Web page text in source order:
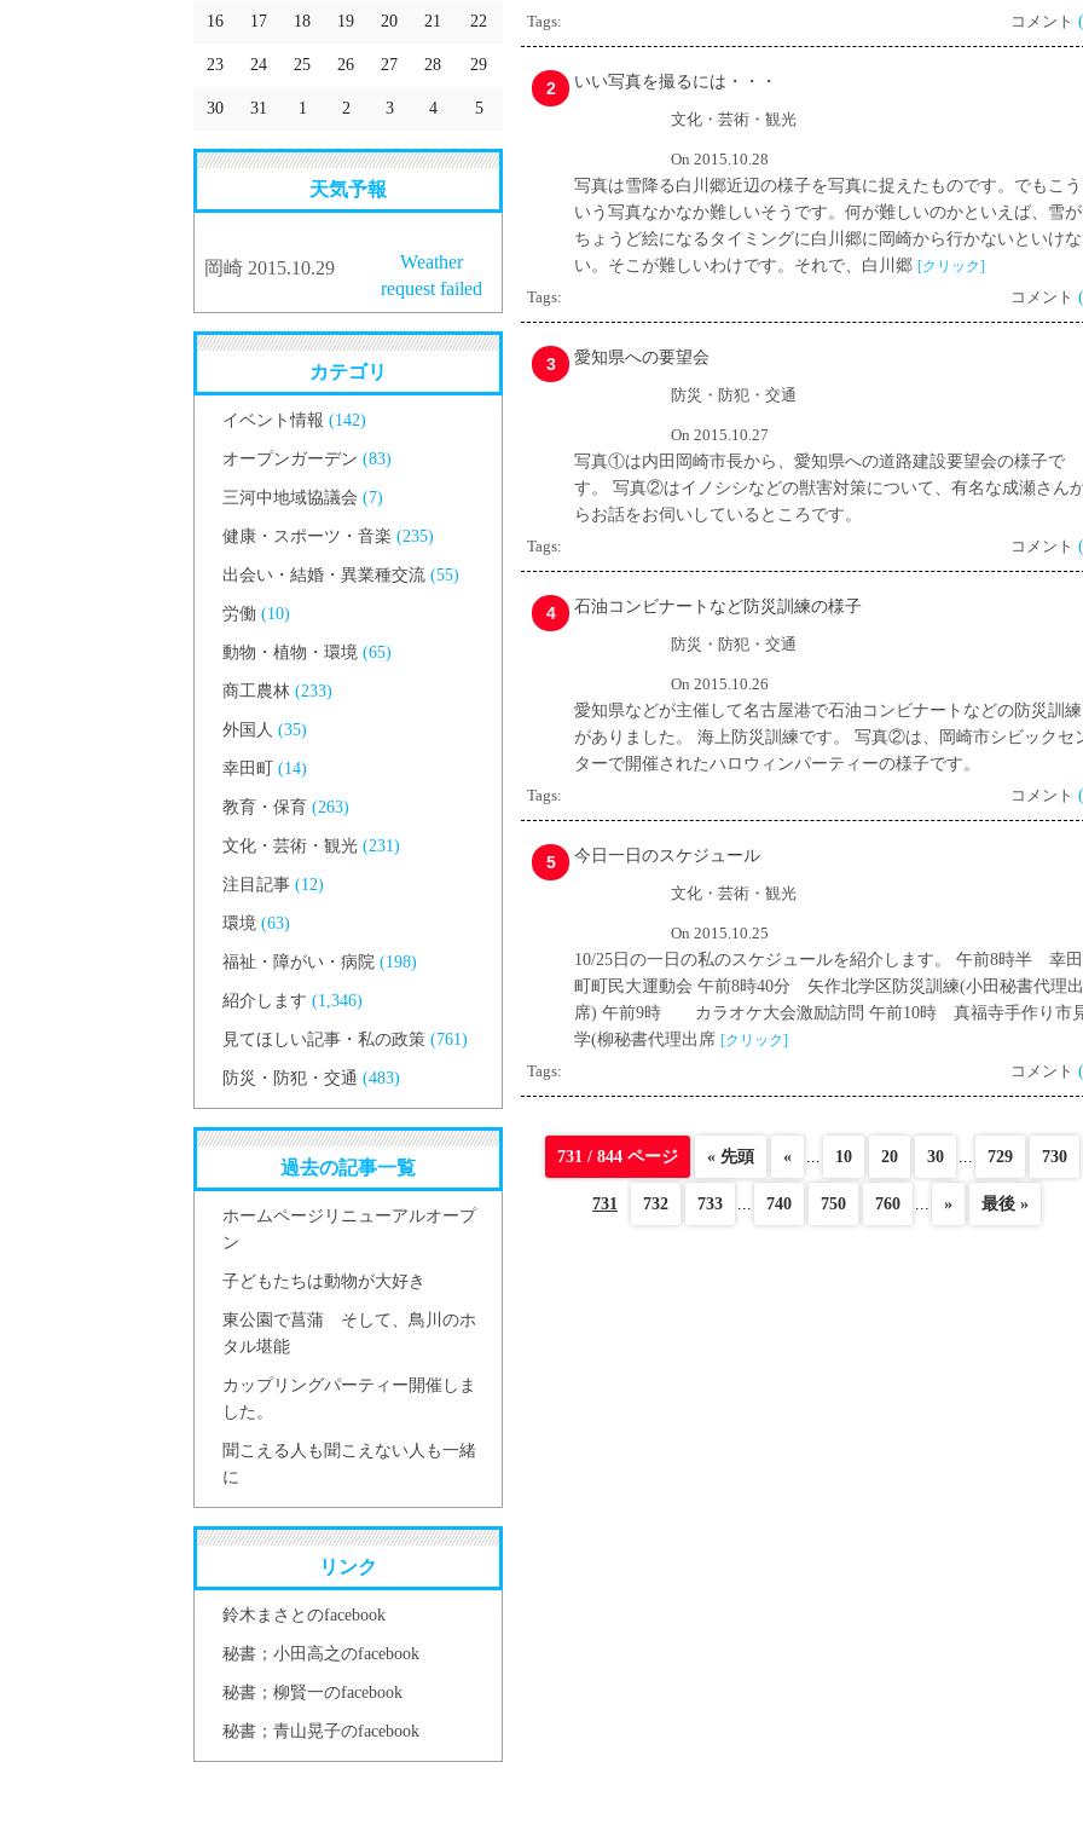
16 17 18 19 20 21 22
23 24 25 26 27 28 29
30 31 1 2 3 4 5
天気予報
岡崎 2015.10.29
Weather
request failed
カテゴリ
イベント情報 (142)
オープンガーデン (83)
三河中地域協議会 (7)
健康・スポーツ・音楽 (235)
出会い・結婚・異業種交流 (55)
労働 (10)
動物・植物・環境 (65)
商工農林 (233)
外国人 (35)
幸田町 (14)
教育・保育 (263)
文化・芸術・観光 (231)
注目記事 (12)
環境 (63)
福祉・障がい・病院 (198)
紹介します (1,346)
見てほしい記事・私の政策 (761)
防災・防犯・交通 (483)
過去の記事一覧
ホームページリニューアルオープ
ン
子どもたちは動物が大好き
東公園で菖蒲 そして、鳥川のホ
タル堪能
カップリングパーティー開催しま
した。
聞こえる人も聞こえない人も一緒
に
リンク
鈴木まさとのfacebook
秘書；小田高之のfacebook
秘書；柳賢一のfacebook
秘書；青山晃子のfacebook
Tags: コメント (
2 いい写真を撮るには・・・
文化・芸術・観光
On 2015.10.28
写真は雪降る白川郷近辺の様子を写真に捉えたものです。でもこう
いう写真なかなか難しいそうです。何が難しいのかといえば、雪が
ちょうど絵になるタイミングに白川郷に岡崎から行かないといけな
い。そこが難しいわけです。それで、白川郷[クリック]
Tags: コメント (
3 愛知県への要望会
防災・防犯・交通
On 2015.10.27
写真①は内田岡崎市長から、愛知県への道路建設要望会の様子で
す。 写真②はイノシシなどの獣害対策について、有名な成瀬さん
らお話をお伺いしているところです。
Tags:
コメント (
4 石油コンビナートなど防災訓練の様子
防災・防犯・交通
On 2015.10.26
愛知県などが主催して名古屋港で石油コンビナートなどの防災訓練
がありました。 海上防災訓練です。 写真②は、岡崎市シビックセ
ターで開催されたハロウィンパーティーの様子です。
Tags:
コメント (
5 今日一日のスケジュール
文化・芸術・観光
On 2015.10.25
10/25日の一日の私のスケジュールを紹介します。 午前8時半 幸田
町町民大運動会 午前8時40分 矢作北学区防災訓練(小田秘書代理出
席) 午前9時 カラオケ大会激励訪問 午前10時 真福寺手作り市
学(柳秘書代理出席[クリック]
Tags: コメント (
731 / 844 ページ « 先頭 « ... 10 20 30 ... 729 730
731 732 733 ... 740 750 760 ... » 最後 »